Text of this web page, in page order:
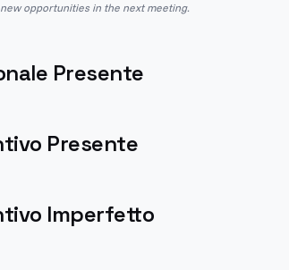
opportunities in the next meeting.
Presente
Presente
Imperfetto